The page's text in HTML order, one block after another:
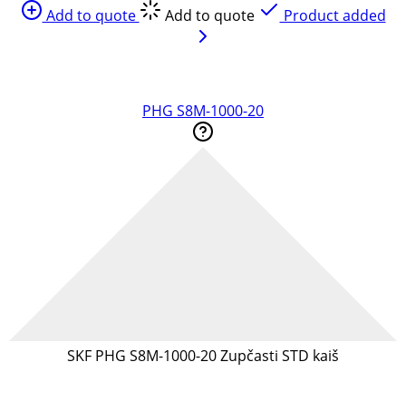
Add to quote
Add to quote Product added
PHG S8M-1000-20
SKF PHG S8M-1000-20 Zupčasti STD kaiš